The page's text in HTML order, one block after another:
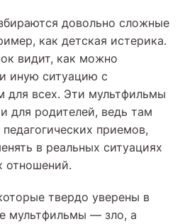
довольно сложные
как детская истерика.
видит, как можно
иную ситуацию с
всех. Эти мультфильмы
для родителей, ведь там
приемов,
в реальных ситуациях
отношений.
твердо уверены в
мультфильмы — зло, а